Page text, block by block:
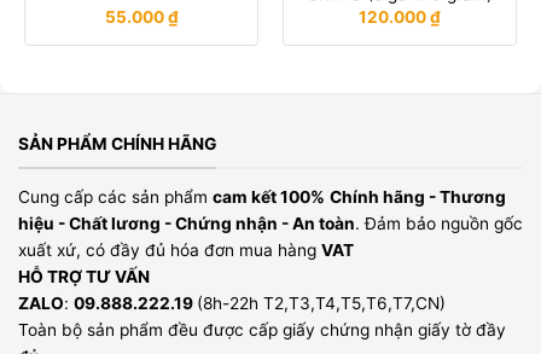
55.000₫
120.000₫
SẢN PHẨM CHÍNH HÃNG
Cung cấp các sản phẩm cam kết 100% Chính hãng - Thương
hiệu - Chất lương - Chứng nhận - An toàn. Đảm bảo nguồn gốc
xuất xứ, có đầy đủ hóa đơn mua hàng VAT
HỖ TRỢ TƯ VẤN
ZALO: 09.888.222.19 (8h-22h T2,T3,T4,T5,T6,T7,CN)
Toàn bộ sản phẩm đều được cấp giấy chứng nhận giấy tờ đầy